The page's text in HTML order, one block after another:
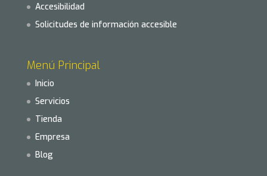
Accesibilidad
Solicitudes de información accesible
Menú Principal
Inicio
Servicios
Tienda
Empresa
Blog